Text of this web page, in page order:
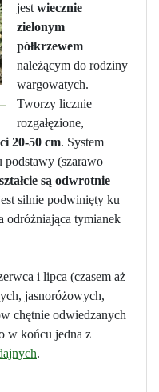
jestwiecznie
zielonym
półkrzewem
należącym do rodziny
wargowatych.
Tworzy licznie
rozgałęzione,
20-50 cm. System
podstawy (szarawo
są odwrotnie
silnie podwinięty ku
odróżniająca tymianek
i lipca (czasem aż
jasnoróżowych,
chętnie odwiedzanych
w końcu jedna z
.